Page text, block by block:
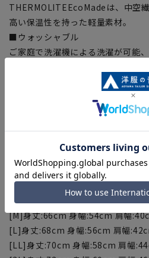
THERMOLITEEcoMadeは、中空
高い保温性を持った軽量素材。
■ウォッシャブル
ご家庭で洗濯機による洗濯が可能
快適な着心地をサポートする伸縮性
※カラーバリエーション商品は在
【サイズスペック】
[M]身丈:66cm 身幅:54cm 肩幅
[L]身丈:68cm 身幅:56cm 肩幅
[LL]身丈:70cm 身幅:58cm 肩幅